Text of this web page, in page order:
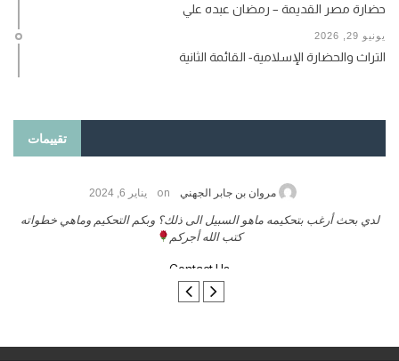
حضارة مصر القديمة – رمضان عبده علي
يونيو 29, 2026
التراث والحضارة الإسلامية- القائمة الثانية
تقييمات
حامد الزريقي on يناير 25, 2026
السلام عليكم ورحمة الله وبركاتة أرغب بنشر كتابي معكم